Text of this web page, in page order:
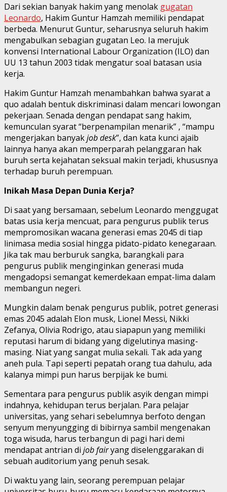
Dari sekian banyak hakim yang menolak gugatan
Leonardo, Hakim Guntur Hamzah memiliki pendapat
berbeda. Menurut Guntur, seharusnya seluruh hakim
mengabulkan sebagian gugatan Leo. Ia merujuk
konvensi International Labour Organization (ILO) dan
UU 13 tahun 2003 tidak mengatur soal batasan usia
kerja.
Hakim Guntur Hamzah menambahkan bahwa syarat a
quo adalah bentuk diskriminasi dalam mencari lowongan
pekerjaan. Senada dengan pendapat sang hakim,
kemunculan syarat “berpenampilan menarik” , “mampu
mengerjakan banyakjob desk”, dan kata kunci ajaib
lainnya hanya akan memperparah pelanggaran hak
buruh serta kejahatan seksual makin terjadi, khususnya
terhadap buruh perempuan.
Inikah Masa Depan Dunia Kerja?
Di saat yang bersamaan, sebelum Leonardo menggugat
batas usia kerja mencuat, para pengurus publik terus
mempromosikan wacana generasi emas 2045 di tiap
linimasa media sosial hingga pidato-pidato kenegaraan.
Jika tak mau berburuk sangka, barangkali para
pengurus publik menginginkan generasi muda
mengadopsi semangat kemerdekaan empat-lima dalam
membangun negeri.
Mungkin dalam benak pengurus publik, potret generasi
emas 2045 adalah Elon musk, Lionel Messi, Nikki
Zefanya, Olivia Rodrigo, atau siapapun yang memiliki
reputasi harum di bidang yang digelutinya masing-
masing. Niat yang sangat mulia sekali. Tak ada yang
aneh pula. Tapi seperti pepatah orang tua dahulu, ada
kalanya mimpi pun harus berpijak ke bumi.
Sementara para pengurus publik asyik dengan mimpi
indahnya, kehidupan terus berjalan. Para pelajar
universitas, yang sehari sebelumnya berfoto dengan
senyum menyungging di bibirnya sambil mengenakan
toga wisuda, harus terbangun di pagi hari demi
mendapat antrian di job fairyang diselenggarakan di
sebuah auditorium yang penuh sesak.
Di waktu yang lain, seorang perempuan pelajar